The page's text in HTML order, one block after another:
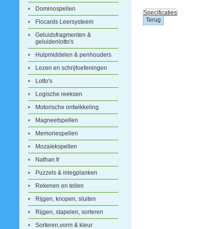
Dominospellen
Flocards Leersysteem
Geluidsfragmenten &
geluidenlotto's
Hulpmiddelen & penhouders
Lezen en schrijfoefeningen
Lotto's
Logische reeksen
Motorische ontwikkeling
Magneetspellen
Memoriespellen
Mozaïekspellen
Nathan.fr
Puzzels & inlegplanken
Rekenen en tellen
Rijgen, knopen, sluiten
Rijgen, stapelen, sorteren
Sorteren,vorm & kleur
Specificaties